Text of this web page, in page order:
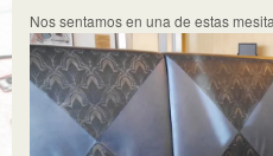
Nos sentamos en una de estas